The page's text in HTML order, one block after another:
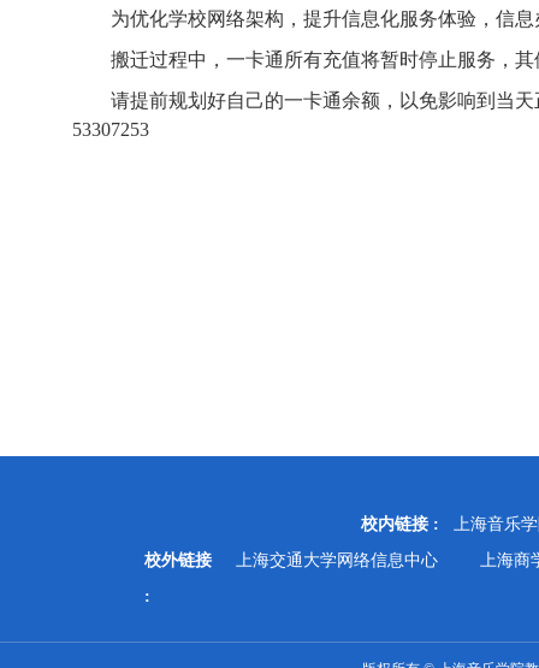
为优化学校网络架构，提升信息化服务体验，信
搬迁过程中，一卡通所有充值将暂时停止服务，
请提前规划好自己的一卡通余额，以免影响到当
53307253
校内链接 :
上海音乐
校外链接
:
上海交通大学网络信息中心 上海商